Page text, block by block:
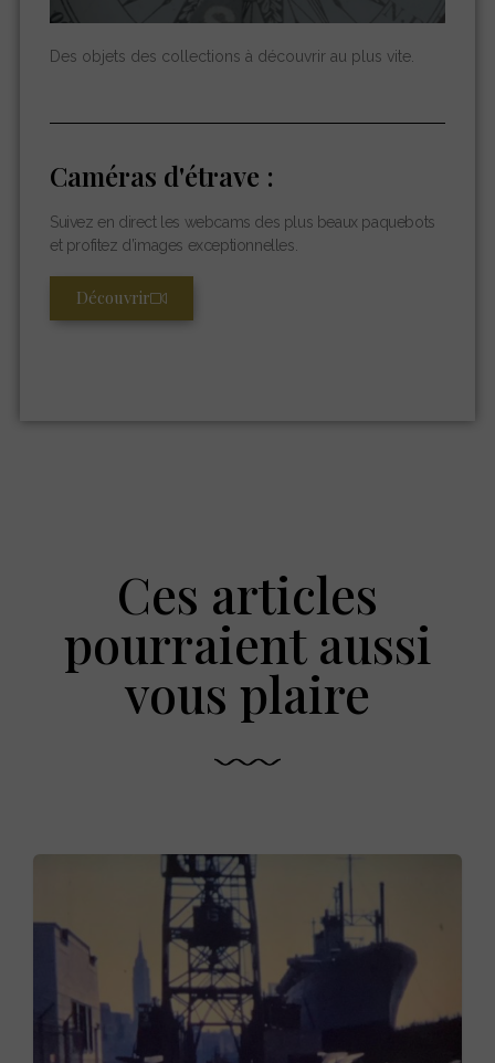
Des objets des collections à découvrir au plus vite.
Caméras d'étrave :
Suivez en direct les webcams des plus beaux paquebots
et profitez d’images exceptionnelles.
Découvrir
Ces articles
pourraient aussi
vous plaire